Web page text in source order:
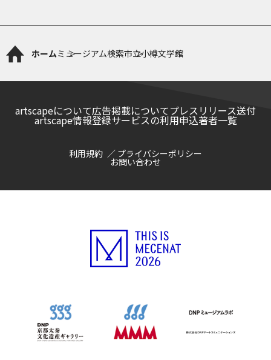
ホームミュージアム検索市立小樽文学館
artscapeについて広告掲載についてプレスリリース送付
artscape情報登録サービスの利用申込著者一覧
利用規約 プライバシーポリシー
お問い合わせ